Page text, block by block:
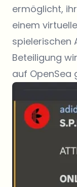
ermöglicht,
einem
spielerischen
Beteiligung
auf OpenSea